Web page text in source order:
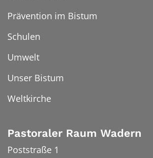
Prävention im Bistum
Schulen
Umwelt
Unser Bistum
Weltkirche
Pastoraler Raum Wadern
Poststraße 1